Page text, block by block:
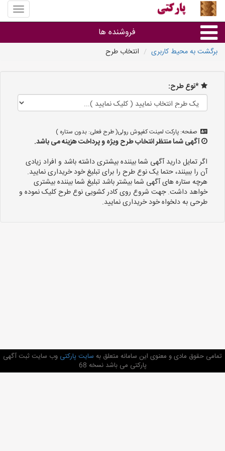
منوی
سایت
فروشنده ها
استان ها
برگشت به محیط کاربری انتخاب طرح
*نوع طرح:
صفحه: پارکت لمینت کفپوش رولی( طرح فعلی: بدون ستاره )
آگهی شما منتظر انتخاب طرح ویژه و پرداخت هزینه می باشد.
اگر تمایل دارید آگهی شما بیننده بیشتری داشته باشد و افراد زیادی
آن را ببینند، حتما یک نوع طرح را برای تبلیغ خود خریداری نمایید.
هرچه ستاره های آگهی شما بیشتر باشد تبلیغ شما بیننده بیشتری
خواهد داشت. جهت شروع روی کادر کشویی نوع طرح کلیک نموده و
طرحی به دلخواه خود خریداری نمایید.
تمامی حقوق مادی و معنوی این سامانه متعلق به سایت پارکتی وب سایت ثبت آگهی
پارکتی می باشد نسخه 68